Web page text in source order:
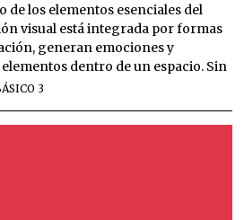
los elementos esenciales del
visual está integrada por formas
generan emociones y
dentro de un espacio. Sin
3